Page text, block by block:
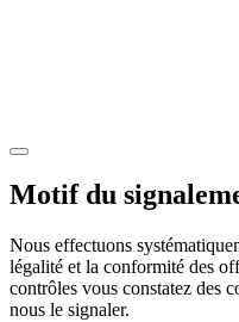
Motif du
Nous effectuons
légalité et la conformité des
contrôles vous constatez des
nous le signaler.